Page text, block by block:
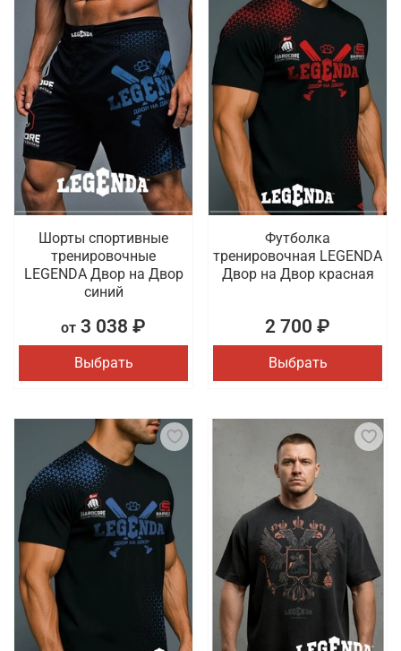
Шорты спортивные
тренировочные
LEGENDA Двор на Двор
синий
от 3 038 ₽
Выбрать
Футболка
тренировочная LEGENDA
Двор на Двор красная
2 700 ₽
Выбрать